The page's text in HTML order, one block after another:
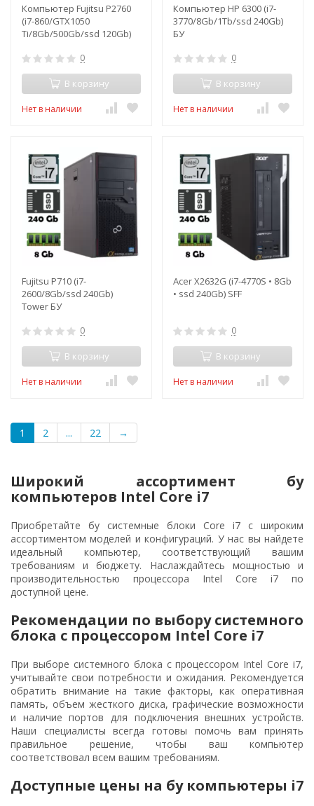
Компьютер Fujitsu P2760
(i7-860/GTX1050
Ti/8Gb/500Gb/ssd 120Gb)
0
В корзину
Нет в наличии
Компьютер HP 6300 (i7-
3770/8Gb/1Tb/ssd 240Gb)
БУ
0
В корзину
Нет в наличии
Fujitsu P710 (i7-
2600/8Gb/ssd 240Gb)
Tower БУ
0
В корзину
Нет в наличии
Acer X2632G (i7-4770S • 8Gb
• ssd 240Gb) SFF
0
В корзину
Нет в наличии
1 2 ... 22 →
Широкий ассортимент бу
компьютеров Intel Core i7
Приобретайте бу системные блоки Core i7 с широким
ассортиментом моделей и конфигураций. У нас вы найдете
идеальный компьютер, соответствующий вашим
требованиям и бюджету. Наслаждайтесь мощностью и
производительностью процессора Intel Core i7 по
доступной цене.
Рекомендации по выбору системного
блока с процессором Intel Core i7
При выборе системного блока с процессором Intel Core i7,
учитывайте свои потребности и ожидания. Рекомендуется
обратить внимание на такие факторы, как оперативная
память, объем жесткого диска, графические возможности
и наличие портов для подключения внешних устройств.
Наши специалисты всегда готовы помочь вам принять
правильное решение, чтобы ваш компьютер
соответствовал всем вашим требованиям.
Доступные цены на бу компьютеры i7